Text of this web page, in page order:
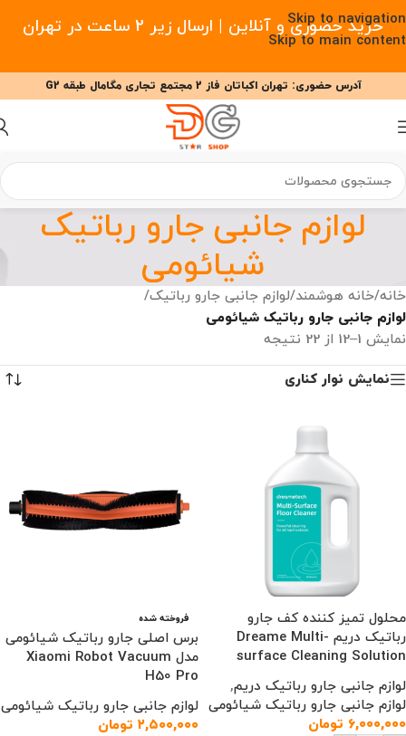
Skip to navigation
Skip to main content
خرید حضوری و آنلاین | ارسال زیر 2 ساعت در تهران
09377477910 - 09127708341 علیزاده
آدرس حضوری: تهران اکباتان فاز 2 مجتمع تجاری مگامال طبقه G2
لوازم جانبی جارو رباتیک
شیائومی
خانه/خانه هوشمند/لوازم جانبی جارو رباتیک/
لوازم جانبی جارو رباتیک شیائومی
نمایش 1–12 از 22 نتیجه
نمایش نوار کناری
محلول تمیز کننده کف جارو
رباتیک دریم Dreame Multi-
surface Cleaning Solution
لوازم جانبی جارو رباتیک دریم,
لوازم جانبی جارو رباتیک شیائومی
۶,۰۰۰,۰۰۰ تومان
فروخته شده
برس اصلی جارو رباتیک شیائومی
مدل Xiaomi Robot Vacuum
H50 Pro
لوازم جانبی جارو رباتیک شیائومی
۲,۵۰۰,۰۰۰ تومان